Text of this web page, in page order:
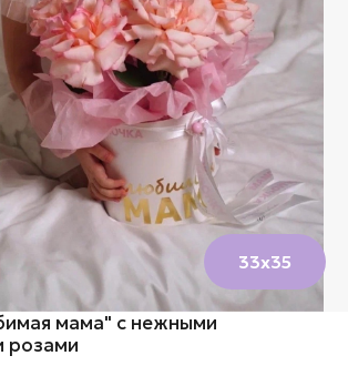
33х35
мама" с нежными
розами